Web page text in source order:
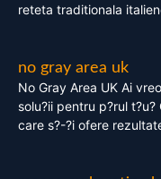
reteta traditionala
no gray area uk
No Gray Area UK Ai
solu?ii pentru p?rul
care s?-?i ofere